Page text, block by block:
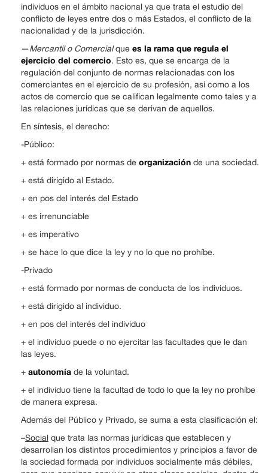
individuos en el ámbito nacional ya que trata el estudio del
conflicto de leyes entre dos o más Estados, el conflicto de la
nacionalidad y de la jurisdicción.
—Mercantil o Comercialque es la rama que regula el
ejercicio del comercio. Esto es, que se encarga de la
regulación del conjunto de normas relacionadas con los
comerciantes en el ejercicio de su profesión, así como a los
actos de comercio que se califican legalmente como tales y a
las relaciones jurídicas que se derivan de aquellos.
En síntesis, el derecho:
-Público:
+ está formado por normas de organización de una sociedad.
+ está dirigido al Estado.
+ en pos del interés del Estado
+ es irrenunciable
+ es imperativo
+ se hace lo que dice la ley y no lo que no prohíbe.
-Privado
+ está formado por normas de conducta de los individuos.
+ está dirigido al individuo.
+ en pos del interés del individuo
+ el individuo puede o no ejercitar las facultades que le dan
las leyes.
+ autonomía de la voluntad.
+ el individuo tiene la facultad de todo lo que la ley no prohíbe
de manera expresa.
Además del Público y Privado, se suma a esta clasificación el:
–Social que trata las normas jurídicas que establecen y
desarrollan los distintos procedimientos y principios a favor de
la sociedad formada por individuos socialmente más débiles,